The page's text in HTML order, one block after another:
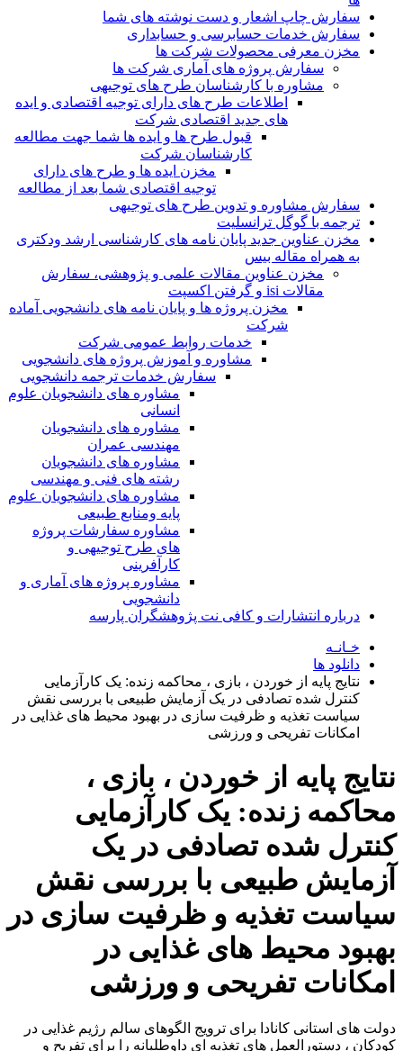
سفارش چاپ اشعار و دست نوشته های شما
سفارش خدمات حسابرسی و حسابداری
مخزن معرفی محصولات شرکت ها
سفارش پروژه های آماری شرکت ها
مشاوره با کارشناسان طرح های توجیهی
اطلاعات طرح های دارای توجیه اقتصادی و ایده
های جدید اقتصادی شرکت
قبول طرح ها و ایده ها شما جهت مطالعه
کارشناسان شرکت
مخزن ایده ها و طرح های دارای
توجیه اقتصادی شما بعد از مطالعه
سفارش مشاوره و تدوین طرح های توجیهی
ترجمه با گوگل ترانسلیت
مخزن عناوین جدید پایان نامه های کارشناسی ارشد ودکتری
به همراه مقاله بیس
مخزن عناوین مقالات علمی و پژوهشی، سفارش
مقالات isi و گرفتن اکسپت
مخزن پروژه ها و پایان نامه های دانشجویی آماده
شرکت
خدمات روابط عمومی شرکت
مشاوره و آموزش پروژه های دانشجویی
سفارش خدمات ترجمه دانشجویی
مشاوره های دانشجویان علوم
انسانی
مشاوره های دانشجویان
مهندسی عمران
مشاوره های دانشجویان
رشته های فنی و مهندسی
مشاوره های دانشجویان علوم
پایه ومنابع طبیعی
مشاوره سفارشات پروژه
های طرح توجیهی و
کارآفرینی
مشاوره پروژه های آماری و
دانشجویی
درباره انتشارات و کافی نت پژوهشگران پارسه
خـانـه
دانلود ها
نتایج پایه از خوردن ، بازی ، محاکمه زنده: یک کارآزمایی
کنترل شده تصادفی در یک آزمایش طبیعی با بررسی نقش
سیاست تغذیه و ظرفیت سازی در بهبود محیط های غذایی در
امکانات تفریحی و ورزشی
نتایج پایه از خوردن ، بازی ،
محاکمه زنده: یک کارآزمایی
کنترل شده تصادفی در یک
آزمایش طبیعی با بررسی نقش
سیاست تغذیه و ظرفیت سازی در
بهبود محیط های غذایی در
امکانات تفریحی و ورزشی
دولت های استانی کانادا برای ترویج الگوهای سالم رژیم غذایی در
کودکان ، دستورالعمل های تغذیه ای داوطلبانه را برای تفریح ​​و